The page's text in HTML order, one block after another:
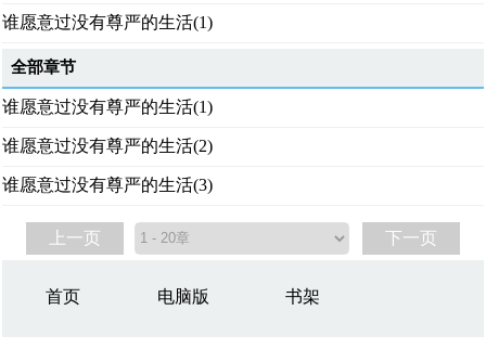
谁愿意过没有尊严的生活(1)
全部章节
谁愿意过没有尊严的生活(1)
谁愿意过没有尊严的生活(2)
谁愿意过没有尊严的生活(3)
上一页 下一页
首页 电脑版 书架